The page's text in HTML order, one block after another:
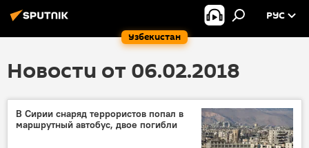
Узбекистан
РУС
Новости от 06.02.2018
В Сирии снаряд террористов попал в
маршрутный автобус, двое погибли